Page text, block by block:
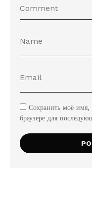
Сохранить моё имя,
браузере для